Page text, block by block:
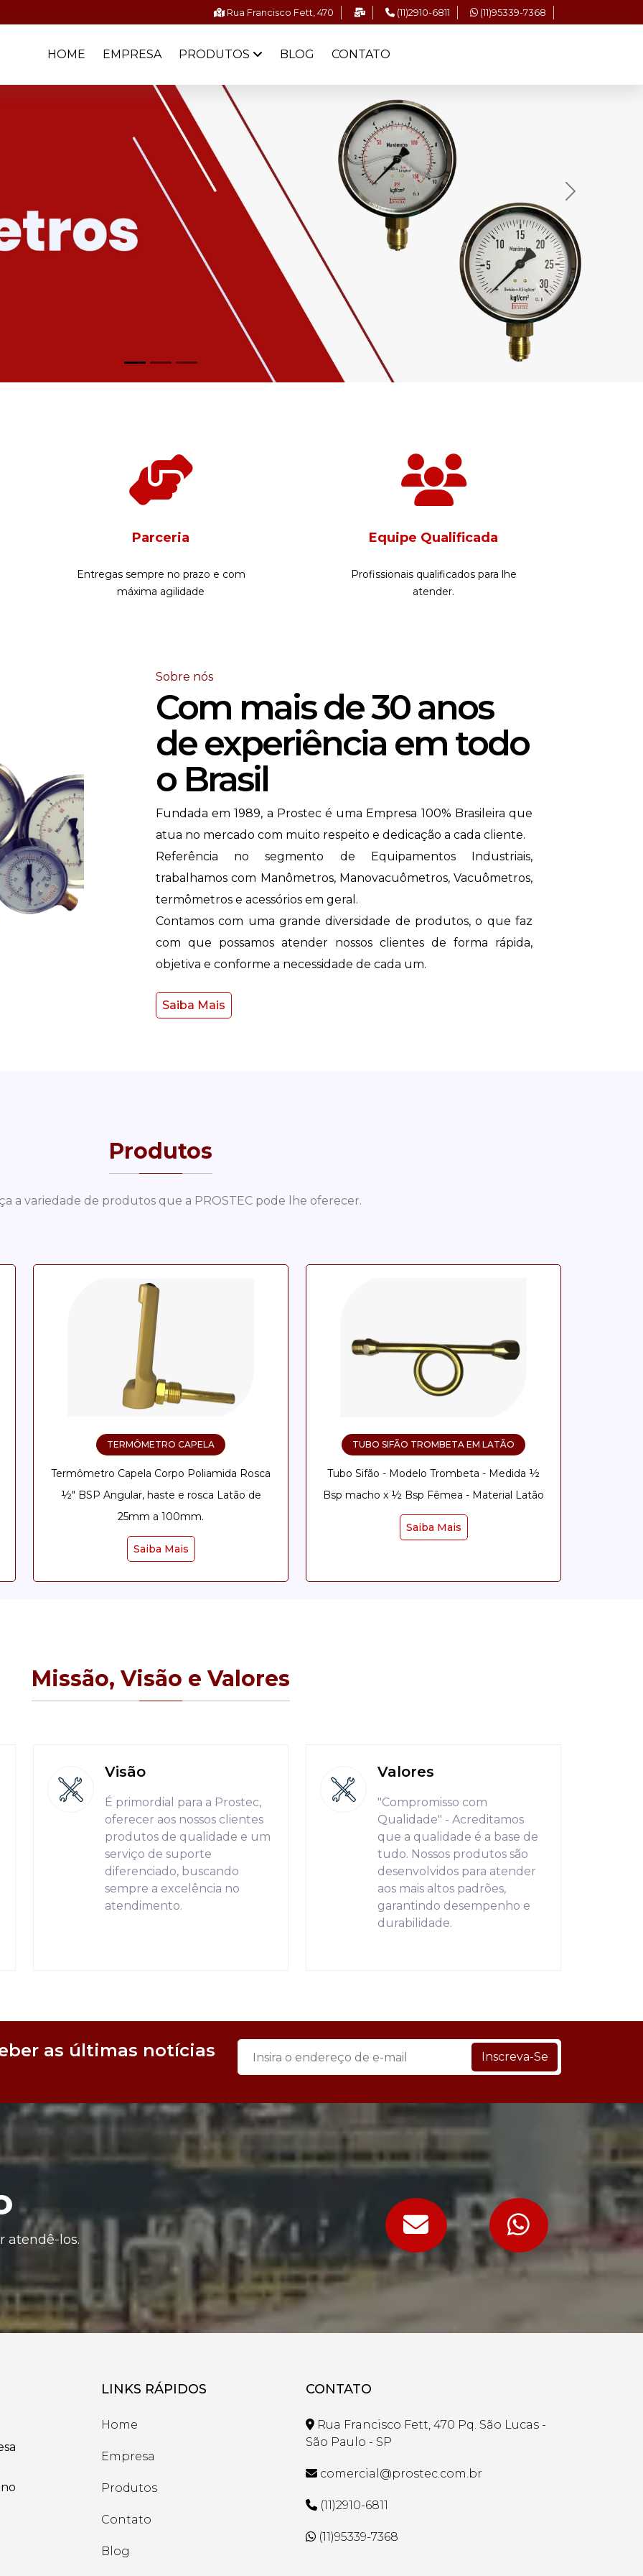
Rua Francisco Fett, 470 (11)2910-6811 (11)95339-7368
HOME EMPRESA PRODUTOS BLOG CONTATO
Next
Parceria
Entregas sempre no prazo e com
máxima agilidade
Equipe Qualificada
Profissionais qualificados para lhe
atender.
Sobre nós
Com mais de 30 anos
de experiência em todo
o Brasil
Fundada em 1989, a Prostec é uma Empresa 100% Brasileira que
atua no mercado com muito respeito e dedicação a cada cliente.
Referência no segmento de Equipamentos Industriais,
trabalhamos com Manômetros, Manovacuômetros, Vacuômetros,
termômetros e acessórios em geral.
Contamos com uma grande diversidade de produtos, o que faz
com que possamos atender nossos clientes de forma rápida,
objetiva e conforme a necessidade de cada um.
Saiba Mais
Produtos
a variedade de produtos que a PROSTEC pode lhe oferecer.
TERMÔMETRO CAPELA
Termômetro Capela Corpo Poliamida Rosca
½" BSP Angular, haste e rosca Latão de
25mm a 100mm.
Saiba Mais
TUBO SIFÃO TROMBETA EM LATÃO
Tubo Sifão - Modelo Trombeta - Medida ½
Bsp macho x ½ Bsp Fêmea - Material Latão
Saiba Mais
Missão, Visão e Valores
Visão
É primordial para a Prostec,
oferecer aos nossos clientes
produtos de qualidade e um
serviço de suporte
diferenciado, buscando
sempre a excelência no
atendimento.
Valores
"Compromisso com
Qualidade" - Acreditamos
que a qualidade é a base de
tudo. Nossos produtos são
desenvolvidos para atender
aos mais altos padrões,
garantindo desempenho e
durabilidade.
as últimas notícias
Inscreva-Se
atendê-los.
LINKS RÁPIDOS
Home
Empresa
Produtos
Contato
Blog
CONTATO
Rua Francisco Fett, 470 Pq. São Lucas -
São Paulo - SP
comercial@prostec.com.br
(11)2910-6811
(11)95339-7368